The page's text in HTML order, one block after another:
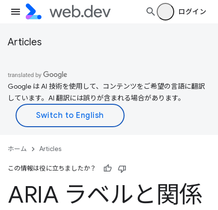
ログイン
Articles
Google は AI 技術を使用して、コンテンツをご希望の言語に翻訳
しています。AI 翻訳には誤りが含まれる場合があります。
ホーム Articles
この情報は役に立ちましたか？
ARIA ラベルと関係